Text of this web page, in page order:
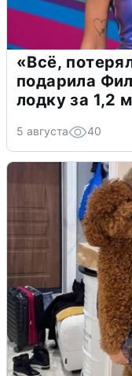
«Всё,
подарила
лодку за 1,2
5 августа 40